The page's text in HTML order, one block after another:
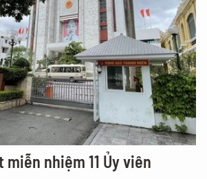
miễn nhiệm 11 Ủy viên